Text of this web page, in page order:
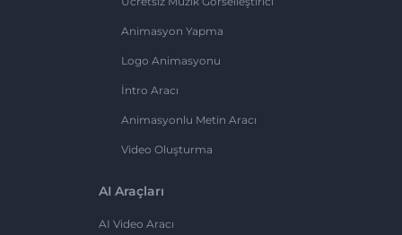
Animasyon Yapma
Logo Animasyonu
İntro Aracı
Animasyonlu Metin Aracı
Video Oluşturma
AI Araçları
AI Video Aracı